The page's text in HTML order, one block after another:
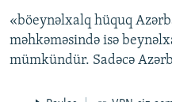
«böeynəlxalq hüquq
məhkəməsində isə
mümkündür. Sadəcə